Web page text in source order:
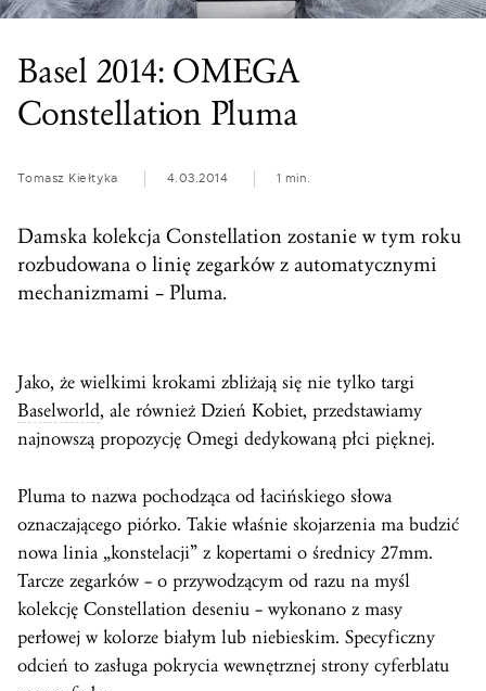
Basel 2014: OMEGA
Constellation Pluma
Tomasz Kiełtyka 4.03.2014 1 min.
Damska kolekcja Constellation zostanie w tym roku
rozbudowana o linię zegarków z automatycznymi
mechanizmami – Pluma.
Jako, że wielkimi krokami zbliżają się nie tylko targi
Baselworld, ale również Dzień Kobiet, przedstawiamy
najnowszą propozycję Omegi dedykowaną płci pięknej.
Pluma to nazwa pochodząca od łacińskiego słowa
oznaczającego piórko. Takie właśnie skojarzenia ma budzić
nowa linia „konstelacji” z kopertami o średnicy 27mm.
Tarcze zegarków – o przywodzącym od razu na myśl
kolekcję Constellation deseniu – wykonano z masy
perłowej w kolorze białym lub niebieskim. Specyficzny
odcień to zasługa pokrycia wewnętrznej strony cyferblatu